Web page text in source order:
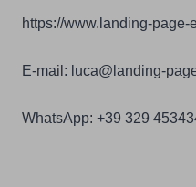
https://www.landing-page-
E-mail: luca@landing-
WhatsApp: +39 329